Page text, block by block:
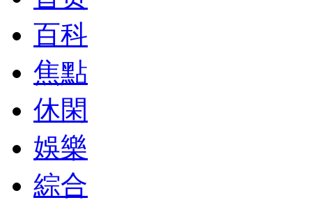
百科
焦點
休閑
娛樂
綜合